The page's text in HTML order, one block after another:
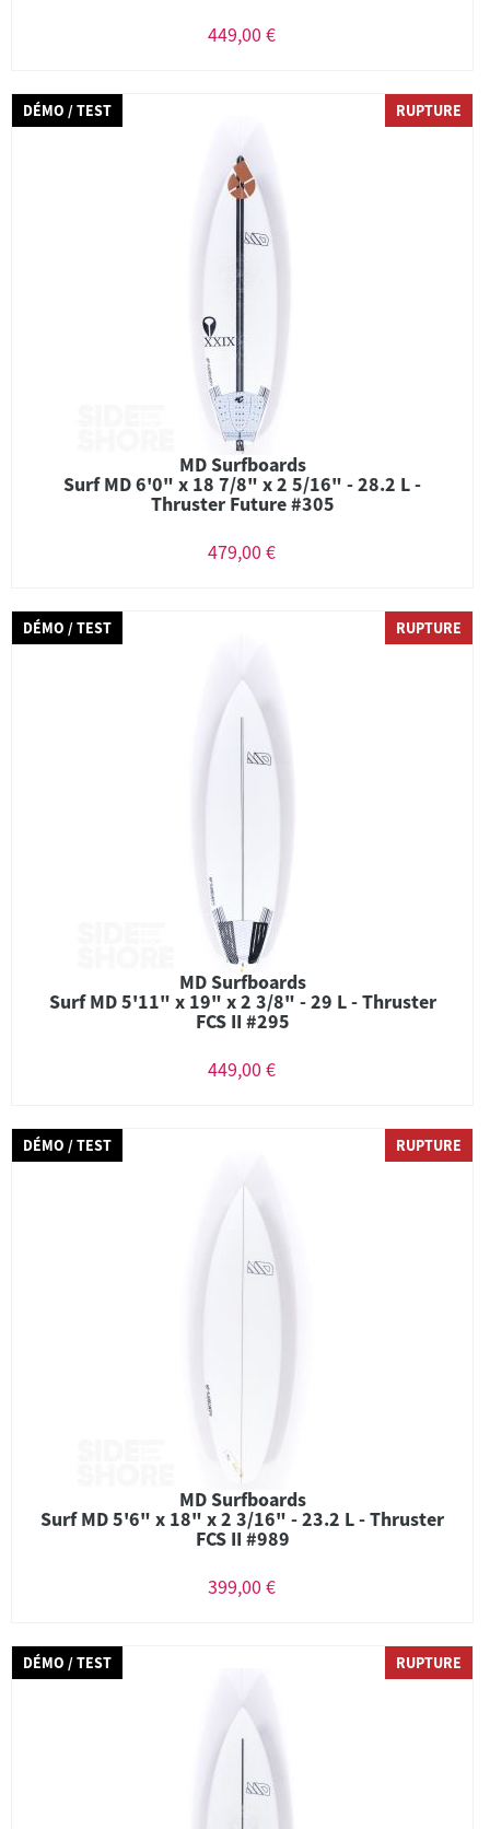
449,00 €
DÉMO / TEST RUPTURE
MD Surfboards
Surf MD 6'0" x 18 7/8" x 2 5/16" - 28.2 L -
Thruster Future #305
479,00 €
DÉMO / TEST RUPTURE
MD Surfboards
Surf MD 5'11" x 19" x 2 3/8" - 29 L - Thruster
FCS II #295
449,00 €
DÉMO / TEST RUPTURE
MD Surfboards
Surf MD 5'6" x 18" x 2 3/16" - 23.2 L - Thruster
FCS II #989
399,00 €
DÉMO / TEST RUPTURE